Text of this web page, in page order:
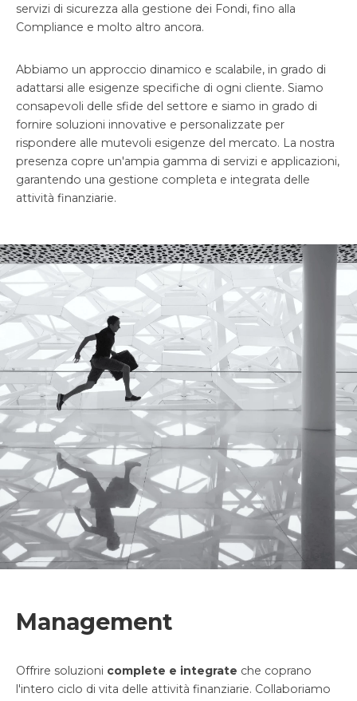
servizi di sicurezza alla gestione dei Fondi, fino alla
Compliance e molto altro ancora.
Abbiamo un approccio dinamico e scalabile, in grado di
adattarsi alle esigenze specifiche di ogni cliente. Siamo
consapevoli delle sfide del settore e siamo in grado di
fornire soluzioni innovative e personalizzate per
rispondere alle mutevoli esigenze del mercato. La nostra
presenza copre un'ampia gamma di servizi e applicazioni,
garantendo una gestione completa e integrata delle
attività finanziarie.
Management
Offrire soluzioni complete e integrate che coprano
l'intero ciclo di vita delle attività finanziarie. Collaboriamo